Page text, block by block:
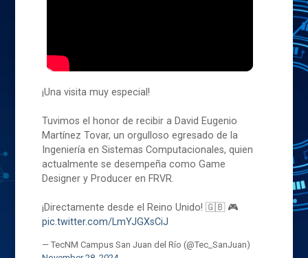
¡Una visita muy especial!
Tuvimos el honor de recibir a David Eugenio
Martínez Tovar, un orgulloso egresado de la
Ingeniería en Sistemas Computacionales, quien
actualmente se desempeña como Game
Designer y Producer en FRVR.
¡Directamente desde el Reino Unido! 🇬🇧 🎮
pic.twitter.com/LmYJGXsCiJ
— TecNM Campus San Juan del Río (@Tec_SanJuan)